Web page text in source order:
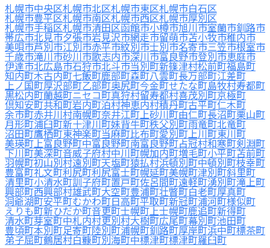
札幌市中央区札幌市北区札幌市東区札幌市白石区
札幌市豊平区札幌市南区札幌市西区札幌市厚別区
札幌市手稲区札幌市清田区函館市小樽市旭川市室蘭市釧路市
帯広市北見市夕張市岩見沢市網走市留萌市苫小牧市稚内市
美唄市芦別市江別市赤平市紋別市士別市名寄市三笠市根室市
千歳市滝川市砂川市歌志内市深川市富良野市登別市恵庭市
伊達市北広島市石狩市北斗市当別町新篠津村松前町福島町
知内町木古内町七飯町鹿部町森町八雲町長万部町江差町
上ノ国町厚沢部町乙部町奥尻町今金町せたな町島牧村寿都町
黒松内町蘭越町ニセコ町真狩村留寿都村喜茂別町京極町
倶知安町共和町岩内町泊村神恵内村積丹町古平町仁木町
余市町赤井川村南幌町奈井江町上砂川町由仁町長沼町栗山町
月形町浦臼町新十津川町妹背牛町秩父別町雨竜町北竜町
沼田町鷹栖町東神楽町当麻町比布町愛別町上川町東川町
美瑛町上富良野町中富良野町南富良野町占冠村和寒町剣淵町
下川町美深町音威子府村中川町幌加内町増毛町小平町苫前町
羽幌町初山別村遠別町天塩町猿払村浜頓別町中頓別町枝幸町
豊富町礼文町利尻町利尻富士町幌延町美幌町津別町斜里町
清里町小清水町訓子府町置戸町佐呂間町遠軽町湧別町滝上町
興部町西興部村雄武町大空町豊浦町壮瞥町白老町厚真町
洞爺湖町安平町むかわ町日高町平取町新冠町浦河町様似町
えりも町新ひだか町音更町士幌町上士幌町鹿追町新得町
清水町芽室町中札内村更別村大樹町広尾町幕別町池田町
豊頃町本別町足寄町陸別町浦幌町釧路町厚岸町浜中町標茶町
弟子屈町鶴居村白糠町別海町中標津町標津町羅臼町